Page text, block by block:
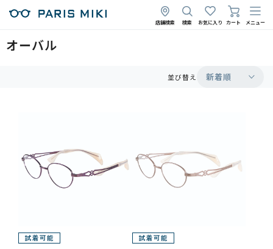
店舗検索 検索 お気に入り カート メニュー
オーバル
並び替え 新着順